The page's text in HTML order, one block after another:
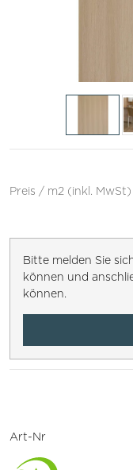
Preis / m2 (inkl. MwSt)
Bitte melden Sie
können und
können.
Art-Nr